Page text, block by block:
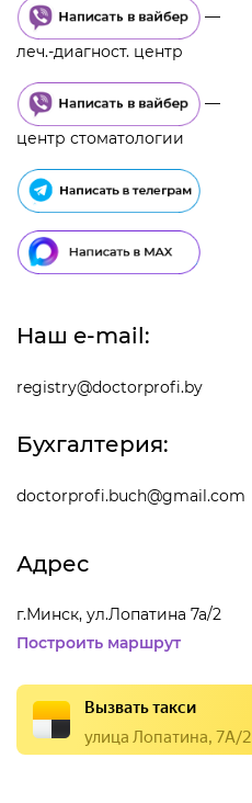
—
леч.-диагност. центр
—
центр стоматологии
Адрес
г.Минск, ул.Лопатина 7а/2
Построить маршрут
Вызвать такси
улица Лопатина, 7А/2
Наш e-mail:
registry@doctorprofi.by
Бухгалтерия:
doctorprofi.buch@gmail.com